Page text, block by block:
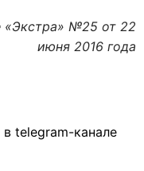
«Экстра» №25 от 22
июня 2016 года
telegram-канале